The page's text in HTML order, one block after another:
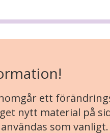
ett
nytt material på
som